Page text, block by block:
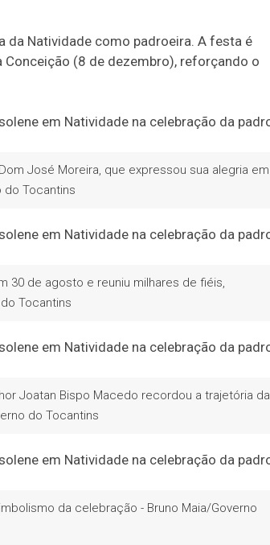
da Natividade como padroeira. A festa é
(8 de dezembro), reforçando o
José Moreira, que expressou sua alegria em
do Tocantins
30 de agosto e reuniu milhares de fiéis,
Tocantins
Joatan Bispo Macedo recordou a trajetória da
do Tocantins
da celebração - Bruno Maia/Governo